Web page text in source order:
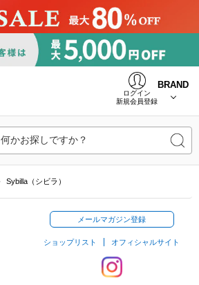
ログイン
新規会員登録
BRAND
何かお探しですか？
Sybilla（シビラ）
メールマガジン登録
ショップリスト オフィシャルサイト